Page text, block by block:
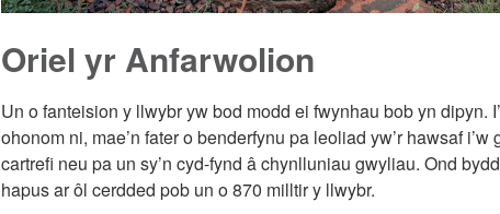
Oriel yr Anfarwolion
Un o fanteision y llwybr yw bod modd ei fwynhau bob yn dipyn.
ohonom ni, mae’n fater o benderfynu pa leoliad yw’r hawsaf i’w
cartrefi neu pa un sy’n cyd-fynd â chynlluniau gwyliau. Ond
hapus ar ôl cerdded pob un o 870 milltir y llwybr.